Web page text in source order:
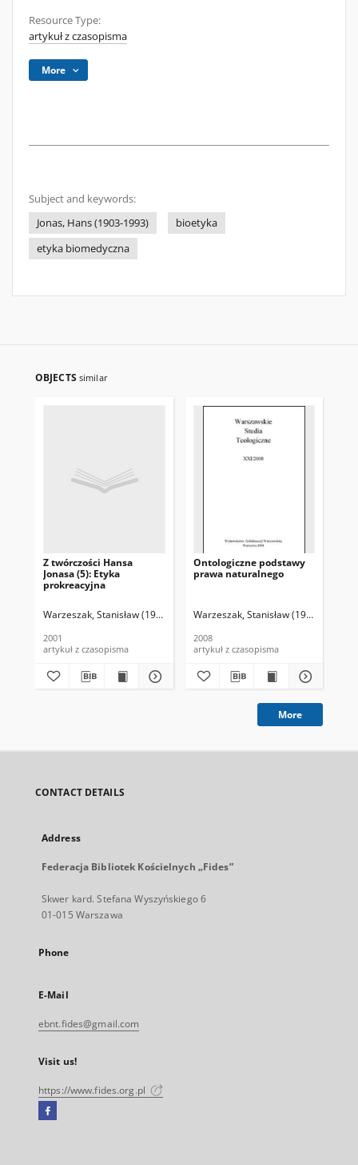
Resource Type:
artykuł z czasopisma
More
Subject and keywords:
Jonas, Hans (1903-1993)
bioetyka
etyka biomedyczna
OBJECTS similar
Z twórczości Hansa
Jonasa (5): Etyka
prokreacyjna
Warzeszak, Stanisław (1958- )
2001
artykuł z czasopisma
Ontologiczne podstawy
prawa naturalnego
Warzeszak, Stanisław (1958- )
2008
artykuł z czasopisma
More
CONTACT DETAILS
Address
Federacja Bibliotek Kościelnych „Fides”
Skwer kard. Stefana Wyszyńskiego 6
01-015 Warszawa
Phone
E-Mail
ebnt.fides@gmail.com
Visit us!
https://www.fides.org.pl
Facebook